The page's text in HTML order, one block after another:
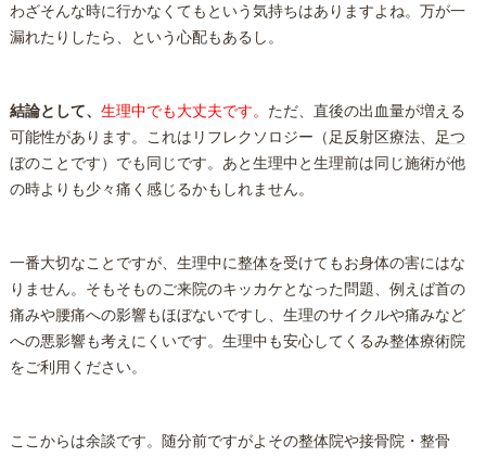
わざそんな時に行かなくてもという気持ちはありますよね。万が一
漏れたりしたら、という心配もあるし。
結論として、 生理中でも大丈夫です。 ただ、直後の出血量が増える
可能性があります。これはリフレクソロジー（足反射区療法、
足つ
ぼのことです）でも同じです。あと生理中と生理前は同じ施術が他
の時よりも少々痛く感じるかもしれません。
一番大切なことですが、生理中に整体を受けてもお身体の害にはな
りません。そもそものご来院のキッカケとなった問題、例えば首の
痛みや腰痛への影響もほぼないですし、生理のサイクルや痛みなど
への悪影響も考えにくいです。生理中も安心してくるみ整体療術院
をご利用ください。
ここからは余談です。随分前ですがよその整体院や接骨院・整骨